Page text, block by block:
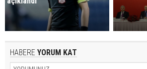
HABERE YORUM KAT